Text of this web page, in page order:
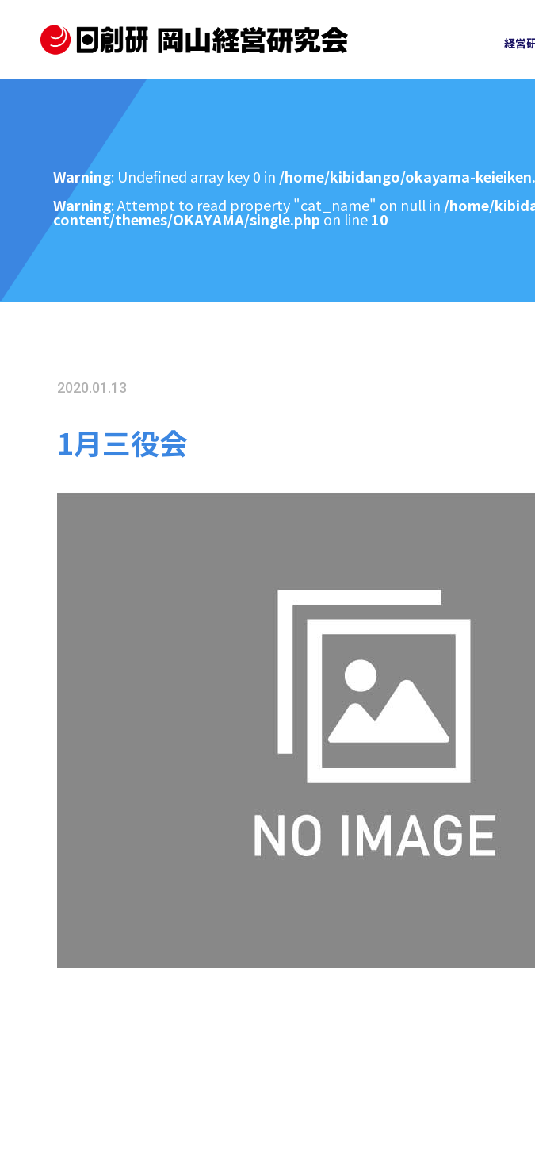
経営
Warning: Undefined array key 0 in /home/kibidango/okayama-
Warning: Attempt to read property "cat_name" on null in /home/
content/themes/OKAYAMA/single.phpon line10
2020.01.13
1月三役会